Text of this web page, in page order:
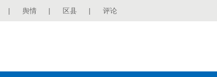
| 舆情 | 区县 | 评论